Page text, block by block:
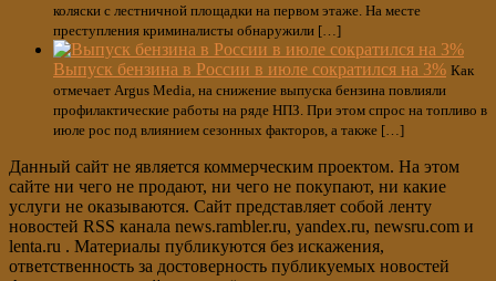
коляски с лестничной площадки на первом этаже. На месте
преступления криминалисты обнаружили […]
Выпуск бензина в России в июле сократился на 3% Как
отмечает Argus Media, на снижение выпуска бензина повлияли
профилактические работы на ряде НПЗ. При этом спрос на топливо в
июле рос под влиянием сезонных факторов, а также […]
Данный сайт не является коммерческим проектом. На этом
сайте ни чего не продают, ни чего не покупают, ни какие
услуги не оказываются. Сайт представляет собой ленту
новостей RSS канала news.rambler.ru, yandex.ru, newsru.com и
lenta.ru . Материалы публикуются без искажения,
ответственность за достоверность публикуемых новостей